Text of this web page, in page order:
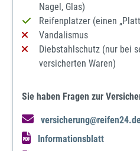
Nagel, Glas)
Reifenplatzer (einen
Vandalismus
Diebstahlschutz (nur bei
versicherten Waren)
Sie haben Fragen zur
Informationsblatt